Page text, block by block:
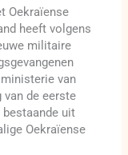
Oekraïense
heeft volgens
militaire
van
de eerste
bestaande uit
Oekraïense